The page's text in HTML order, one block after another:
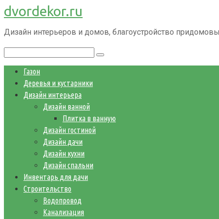
Перейти
к
контенту
dvordekor.ru
Дизайн интерьеров и домов, благоустройство
Газон
Деревья и кустарники
Дизайн интерьера
Дизайн ванной
Плитка в ванную
Дизайн гостиной
Дизайн дачи
Дизайн кухни
Дизайн спальни
Инвентарь для дачи
Строительство
Водопровод
Канализация